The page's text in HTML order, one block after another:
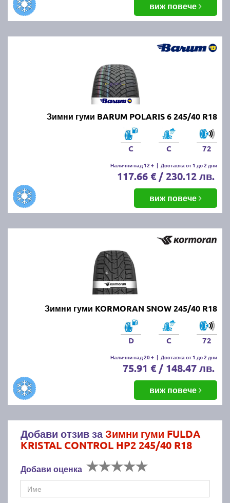
виж повече
Зимни гуми BARUM POLARIS 6 245/40 R18
C C 72
Налични над 12 + | Доставка от 1 до 2 дни
117.66 € / 230.12 лв.
виж повече
Зимни гуми KORMORAN SNOW 245/40 R18
D C 72
Налични над 20 + | Доставка от 1 до 2 дни
75.91 € / 148.47 лв.
виж повече
Добави отзив заЗимни гуми FULDA
KRISTAL CONTROL HP2 245/40 R18
Добави оценка